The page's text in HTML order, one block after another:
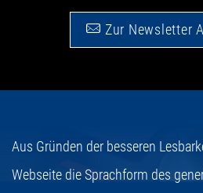
Zur Newsletter
Aus Gründen der besseren
Webseite die Sprachform des